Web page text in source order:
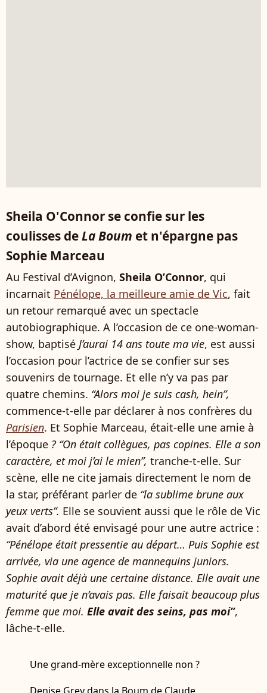
Sheila O'Connor se confie sur les
coulisses deLa Boum et n'épargne pas
Sophie Marceau
Au Festival d’Avignon, Sheila O’Connor, qui
incarnait Pénélope, la meilleure amie de Vic, fait
un retour remarqué avec un spectacle
autobiographique. A l’occasion de ce one-woman-
show, baptisé J’aurai 14 ans toute ma vie, est aussi
l’occasion pour l’actrice de se confier sur ses
souvenirs de tournage. Et elle n’y va pas par
quatre chemins. “Alors moi je suis cash, hein”,
commence-t-elle par déclarer à nos confrères du
Parisien. Et Sophie Marceau, était-elle une amie à
l’époque ? “On était collègues, pas copines. Elle a son
caractère, et moi j’ai le mien”, tranche-t-elle. Sur
scène, elle ne cite jamais directement le nom de
la star, préférant parler de “la sublime brune aux
yeux verts”. Elle se souvient aussi que le rôle de Vic
avait d’abord été envisagé pour une autre actrice :
“Pénélope était pressentie au départ… Puis Sophie est
arrivée, via une agence de mannequins juniors.
Sophie avait déjà une certaine distance. Elle avait une
maturité que je n’avais pas. Elle faisait beaucoup plus
femme que moi. Elle avait des seins, pas moi”,
lâche-t-elle.
Une grand-mère exceptionnelle non ?